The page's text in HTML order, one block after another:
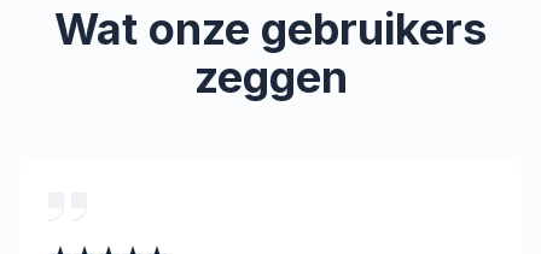
Wat onze gebruikers
zeggen